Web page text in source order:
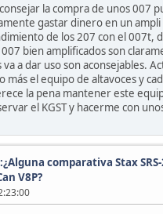
la compra de unos 007
gastar dinero en un
de los 207 con el 007t,
bien amplificados son
va a dar uso son aconsejables.
más el equipo de altavoces y
la pena mantener este
el KGST y hacerme con
comparativa Stax
V8P?